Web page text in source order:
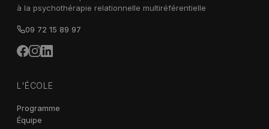
à la psychothérapie relationnelle multiréférentielle
09 72 15 89 97
L'ÉCOLE
Programme
Équipe